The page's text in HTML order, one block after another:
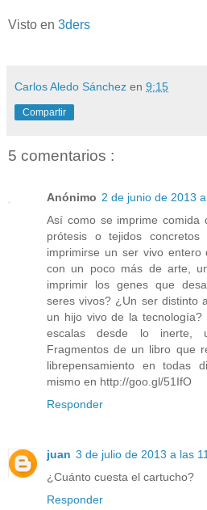
Visto en 3ders
Carlos Aledo Sánchez en 9:15
Compartir
5 comentarios :
Anónimo 2 de junio de 2013
Así como se imprime comida
prótesis o tejidos
imprimirse un ser vivo
con un poco más de arte,
imprimir los genes que
seres vivos? ¿Un ser distinto
un hijo vivo de la
escalas desde lo inerte,
Fragmentos de un libro que
librepensamiento en todas
mismo en http://goo.gl/51IfO
Responder
juan 3 de julio de 2013 a las
¿Cuánto cuesta el cartucho?
Responder